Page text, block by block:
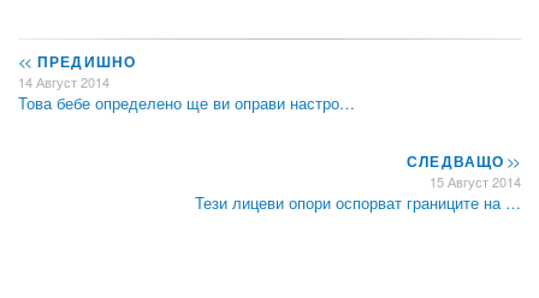
<< ПРЕДИШНО
14 Август 2014
Това бебе определено ще ви оправи настро…
СЛЕДВАЩО>>
15 Август 2014
Тези лицеви опори оспорват границите на …